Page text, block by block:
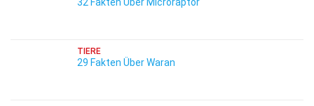
TIERE
29 Fakten Über Waran